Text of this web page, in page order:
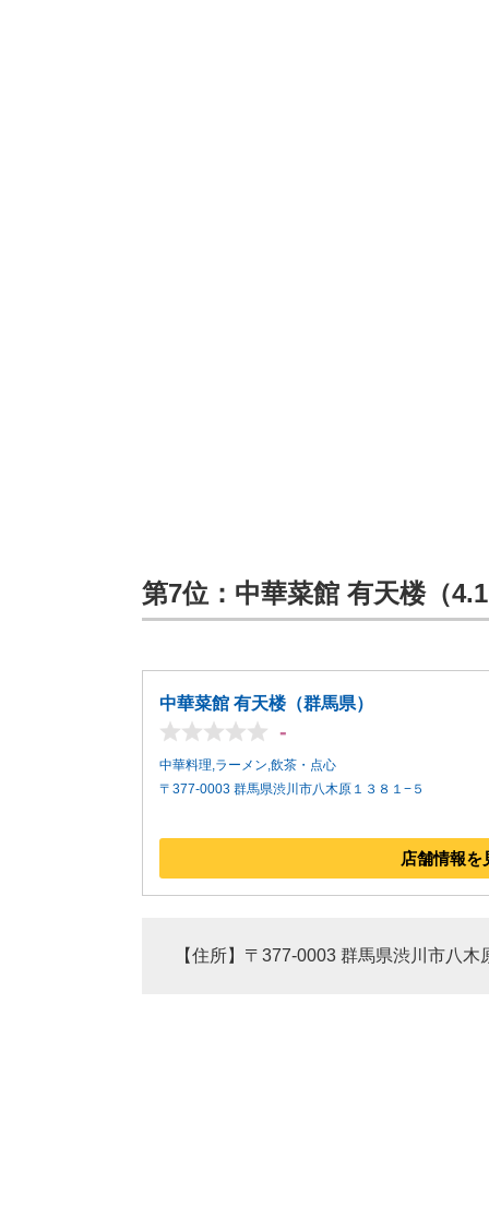
第7位：中華菜館 有天楼（
中華菜館 有天楼（群馬県）
-
中華料理,ラーメン,飲茶・点心
〒377-0003 群馬県渋川市八木原１３８１−５
店舗情報を
【住所】〒377-0003 群馬県渋川市八木